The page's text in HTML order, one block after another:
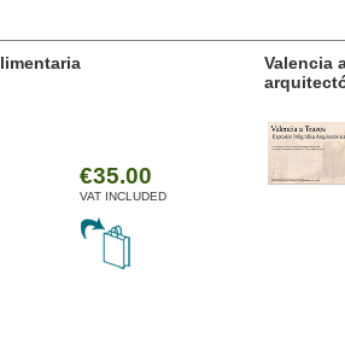
Valencia a trazos: expresión poligráfica